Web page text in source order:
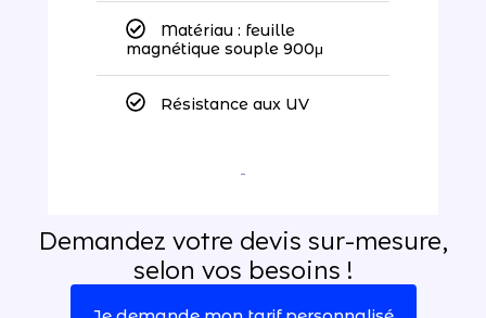
Matériau : feuille
magnétique souple 900μ
Résistance aux UV
-
Demandez votre devis sur-mesure,
selon vos besoins !